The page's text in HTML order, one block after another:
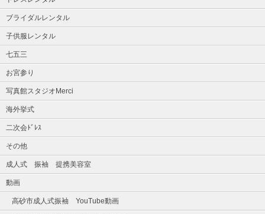
ブライダルレンタル
子供服レンタル
七五三
お宮参り
写真館スタジオMerci
海外挙式
二次会ﾄﾞﾚｽ
その他
成人式 振袖 提携美容室
動画
高砂市成人式振袖 YouTube動画